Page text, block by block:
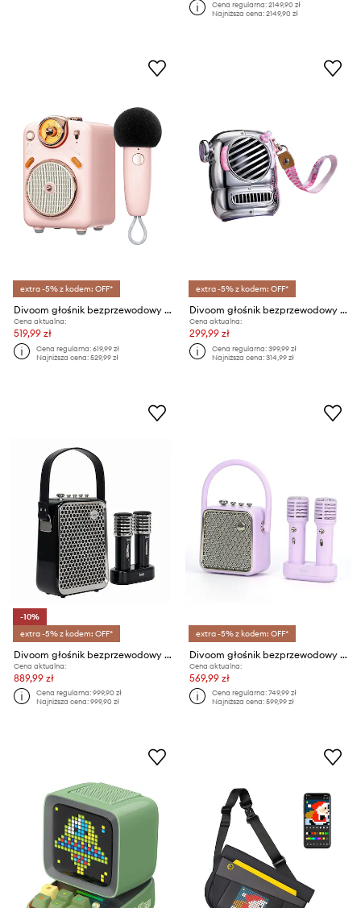
Cena regularna:2149,90 zł
Najniższa cena:2149,90 zł
extra -5% z kodem: OFF*
Divoom głośnik bezprzewodowy i mikrofon Fairy-2
Cena aktualna:
519,99 zł
Cena regularna:619,99 zł
Najniższa cena:529,99 zł
extra -5% z kodem: OFF*
Divoom głośnik bezprzewodowy Spark-Pop Pink
Cena aktualna:
299,99 zł
Cena regularna:399,99 zł
Najniższa cena:314,99 zł
-10%
extra -5% z kodem: OFF*
Divoom głośnik bezprzewodowy z mikrofonami Songbird
Cena aktualna:
889,99 zł
Cena regularna:999,90 zł
Najniższa cena:999,90 zł
extra -5% z kodem: OFF*
Divoom głośnik bezprzewodowy z mikrofonami Songbird SE
Cena aktualna:
569,99 zł
Cena regularna:749,99 zł
Najniższa cena:599,99 zł